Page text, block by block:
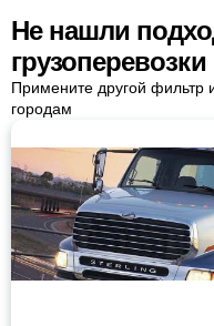
Не нашли
Примените другой фильтр
городам